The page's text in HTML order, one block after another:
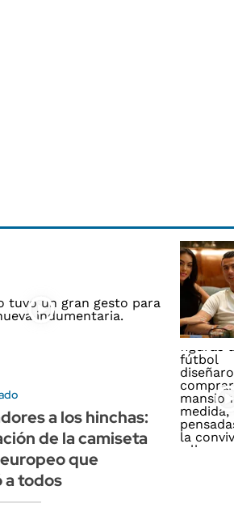
a los hinchas:
de la camiseta
que
a todos